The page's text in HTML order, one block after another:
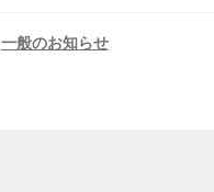
一般のお知らせ